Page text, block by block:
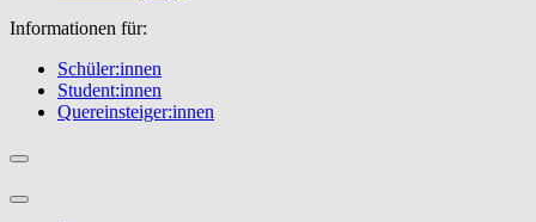
Informationen für:
Schüler:innen
Student:innen
Quereinsteiger:innen